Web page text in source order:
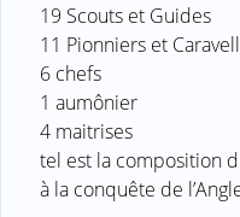
19 Scouts et Guides
11 Pionniers et
6 chefs
1 aumônier
4 maitrises
tel est la composition
à la conquête de